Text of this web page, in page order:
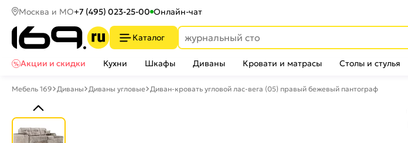
Москва и МО+7 (495) 023-25-00 Онлайн-чат
Каталог
Акции и скидки
Кухни Шкафы Диваны Кровати и матрасы Столы и стулья
Мебель 169 Диваны Диваны угловые Диван-кровать угловой лас-вега (05) правый бежевый пантограф